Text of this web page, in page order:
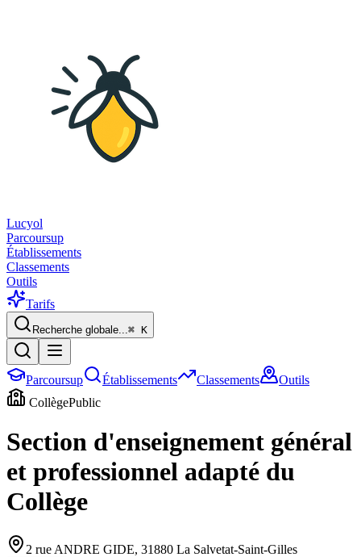
Lucyol
Parcoursup
Établissements
Classements
Outils
Tarifs
Recherche globale...⌘ K
Parcoursup Établissements Classements
Outils
CollègePublic
Section d'enseignement général
et professionnel adapté du
Collège
2 rue ANDRE GIDE, 31880 La Salvetat-Saint-Gilles